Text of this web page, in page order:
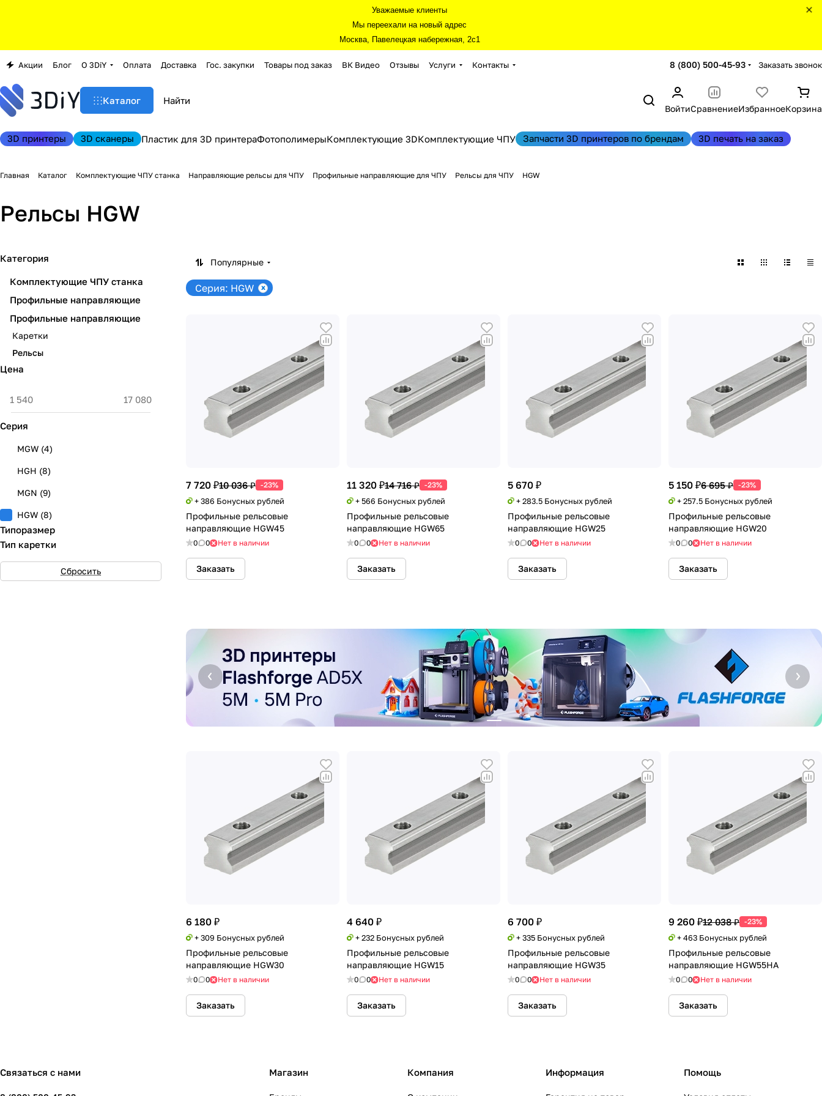
Уважаемые клиенты
Мы переехали на новый адрес
Москва, Павелецкая набережная, 2с1
Акции Блог О 3DiY Оплата Доставка Гос. закупки Товары под заказ ВК Видео Отзывы Услуги Контакты 8 (800) 500-45-93 Заказать звонок
Каталог
ВойтиСравнениеИзбранноеКорзина
3D принтеры 3D сканеры Пластик для 3D принтераФотополимерыКомплектующие 3DКомплектующие ЧПУ Запчасти 3D принтеров по брендам 3D печать на заказ
Главная Каталог Комплектующие ЧПУ станка Направляющие рельсы для ЧПУ Профильные направляющие для ЧПУ Рельсы для ЧПУ HGW
Рельсы HGW
Популярные
Серия: HGW
7 720 ₽10 036 ₽ -23%
+ 386 Бонусных рублей
Профильные рельсовые
направляющие HGW45
0 0 Нет в наличии
Заказать
11 320 ₽14 716 ₽ -23%
+ 566 Бонусных рублей
Профильные рельсовые
направляющие HGW65
0 0 Нет в наличии
Заказать
5 670 ₽
+ 283.5 Бонусных рублей
Профильные рельсовые
направляющие HGW25
0 0 Нет в наличии
Заказать
5 150 ₽6 695 ₽ -23%
+ 257.5 Бонусных рублей
Профильные рельсовые
направляющие HGW20
0 0 Нет в наличии
Заказать
6 180 ₽
+ 309 Бонусных рублей
Профильные рельсовые
направляющие HGW30
0 0 Нет в наличии
Заказать
4 640 ₽
+ 232 Бонусных рублей
Профильные рельсовые
направляющие HGW15
0 0 Нет в наличии
Заказать
6 700 ₽
+ 335 Бонусных рублей
Профильные рельсовые
направляющие HGW35
0 0 Нет в наличии
Заказать
9 260 ₽12 038 ₽ -23%
+ 463 Бонусных рублей
Профильные рельсовые
направляющие HGW55HA
0 0 Нет в наличии
Заказать
Категория
Комплектующие ЧПУ станка
Профильные направляющие
Профильные направляющие
Каретки
Рельсы
Цена
Серия
MGW (4)
HGH (8)
MGN (9)
HGW (8)
Типоразмер
Тип каретки
Сбросить
Связаться с нами Магазин Компания Информация Помощь